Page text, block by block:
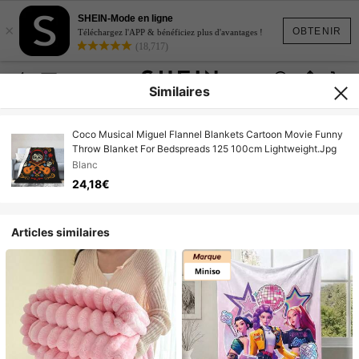
OBTENIR
×
SHEIN-Mode en ligne
Téléchargez l'APP & bénéficiez plus d'avantages !
(18,717)
Similaires
Coco Musical Miguel Flannel Blankets Cartoon Movie Funny
Throw Blanket For Bedspreads 125 100cm Lightweight.Jpg
Blanc
24,18€
Articles similaires